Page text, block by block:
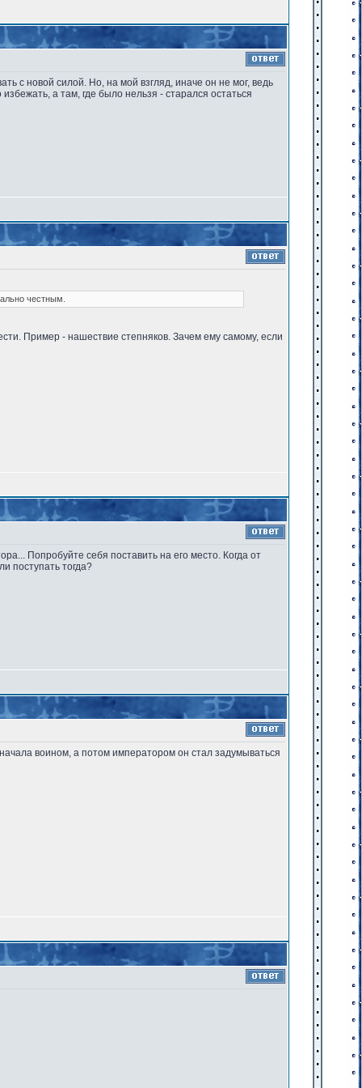
с новой силой. Но, на мой взгляд, иначе он не мог, ведь
а там, где было нельзя - старался остаться
честным.
Пример - нашествие степняков. Зачем ему самому, если
Попробуйте себя поставить на его место. Когда от
поступать тогда?
воином, а потом императором он стал задумываться